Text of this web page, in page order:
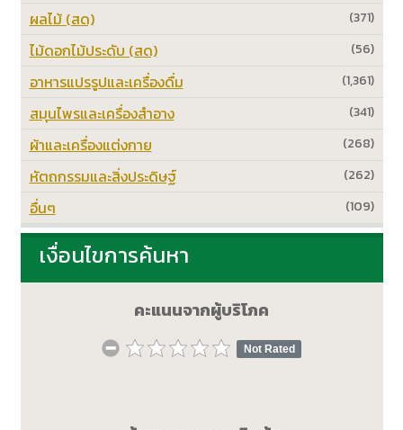
(371)
ผลไม้ (สด)
(56)
ไม้ดอกไม้ประดับ (สด)
(1,361)
อาหารแปรรูปและเครื่องดื่ม
(341)
สมุนไพรและเครื่องสำอาง
(268)
ผ้าและเครื่องแต่งกาย
(262)
หัตถกรรมและสิ่งประดิษฐ์
(109)
อื่นๆ
เงื่อนไขการค้นหา
คะแนนจากผู้บริโภค
Not Rated